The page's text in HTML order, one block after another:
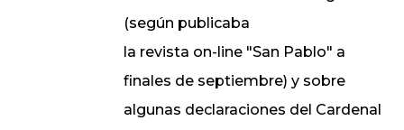
(según publicaba
la revista on-line "San Pablo" a
finales de septiembre) y sobre
algunas declaraciones del Cardenal